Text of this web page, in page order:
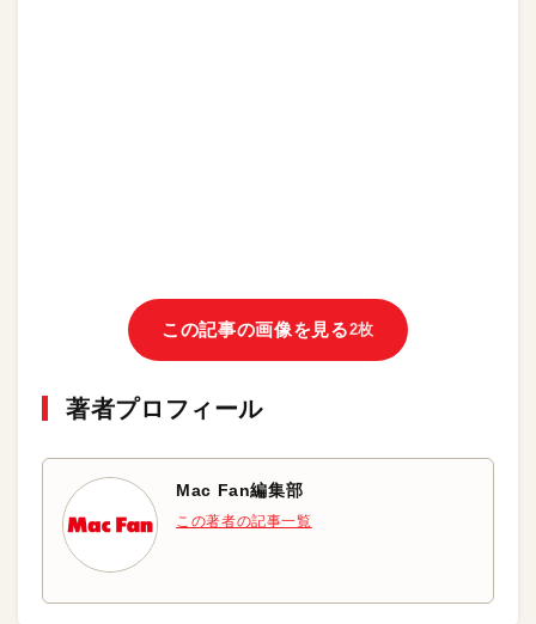
この記事の画像を見る2枚
著者プロフィール
Mac Fan編集部
この著者の記事一覧